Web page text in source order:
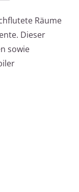
Räume
Dieser
sowie